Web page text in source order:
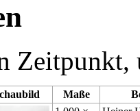
Zeitpunkt,
Maße